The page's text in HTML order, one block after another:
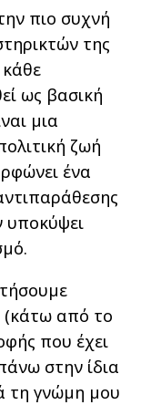
πιο συχνή
της
ως βασική
μια
ζωή
ένα
υποκύψει
(κάτω από το
που έχει
στην ίδια
τη γνώμη μου